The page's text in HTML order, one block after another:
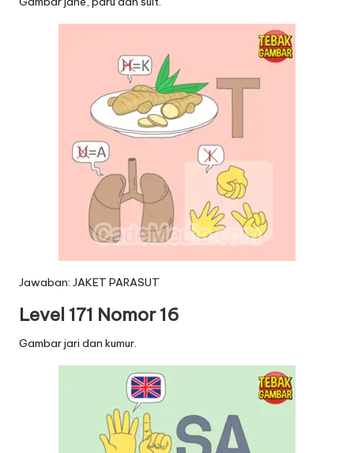
Jawaban: JAKET PARASUT
Level 171 Nomor 16
Gambar jari dan kumur.